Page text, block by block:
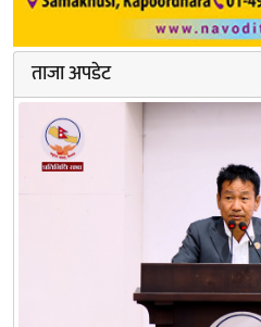
ताजा अपडेट